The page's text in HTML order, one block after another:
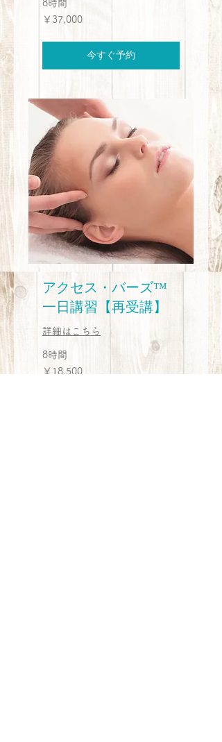
8時間
37,000
円
￥37,000
今すぐ予約
アクセス・バーズ™
一日講習【再受講】
詳細はこちら
8時間
18,500
円
￥18,500